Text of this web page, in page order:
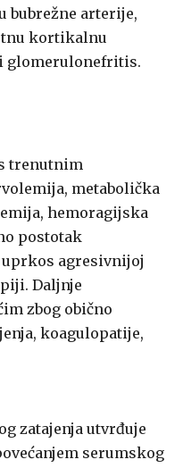
bubrežne arterije,
kortikalnu
glomerulonefritis.
trenutnim
metabolička
hemoragijska
postotak
agresivnijoj
Daljnje
zbog obično
koagulopatije,
zatajenja utvrđuje
serumskog